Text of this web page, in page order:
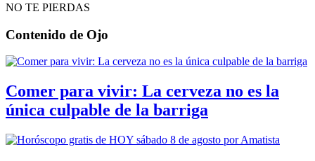
NO TE PIERDAS
Contenido de Ojo
Comer para vivir: La cerveza no es la
única culpable de la barriga